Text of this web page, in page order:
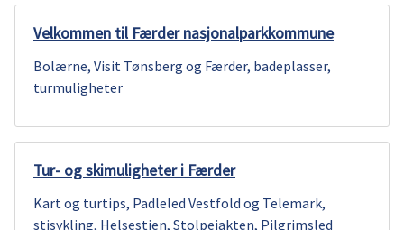
r
k
m
m
Velkommen til Færder nasjonalparkkommune
Bolærne, Visit Tønsberg og Færder, badeplasser,
turmuligheter
Tur- og skimuligheter i Færder
Kart og turtips, Padleled Vestfold og Telemark,
stisykling, Helsestien, Stolpejakten, Pilgrimsled